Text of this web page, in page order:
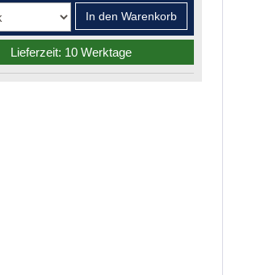
In den Warenkorb
Lieferzeit: 10 Werktage